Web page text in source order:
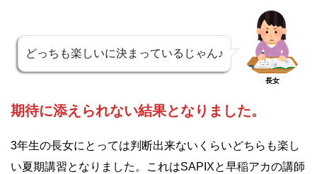
どっちも楽しいに決まっているじゃん♪
長女
期待に添えられない結果となりました。
3年生の長女にとっては判断出来ないくらいどちらも楽し
い夏期講習となりました。これはSAPIXと早稲アカの講師